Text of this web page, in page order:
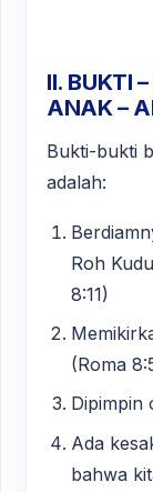
II. BUKTI
ANAK –
Bukti-bukti
adalah:
Roh
8:11)
(Roma
Dipimpin
Ada
bahwa